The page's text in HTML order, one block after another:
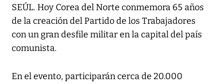
SEÚL. Hoy Corea del Norte conmemora 65 años
de la creación del Partido de los Trabajadores
con un gran desfile militar en la capital del país
comunista.
En el evento, participarán cerca de 20.000